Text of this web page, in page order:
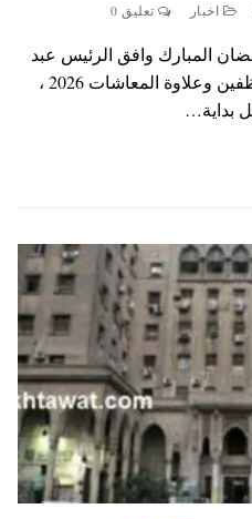
اخبار تعليق 0
المبارك وافق الرئيس عبد
الفتاح السيسي على علاوة الموظفين وعلاوة المعاشات 2026 ،
بداية…